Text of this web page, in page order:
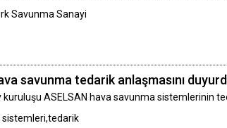
Savunma Sanayi
savunma tedarik anlaşmasını
kuruluşu ASELSAN hava savunma sistemlerinin
sistemleri,tedarik